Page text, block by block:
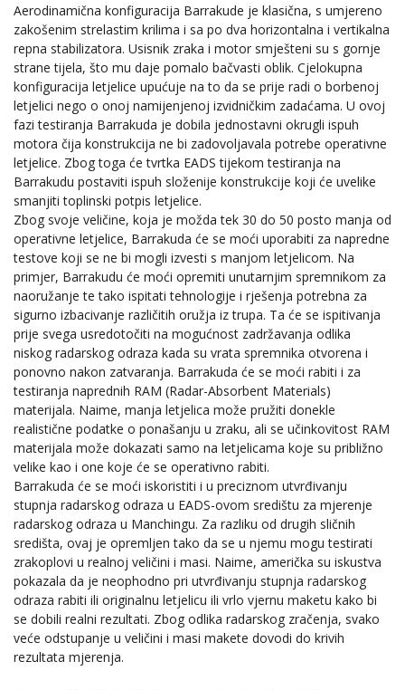
Aerodinamična konfiguracija Barrakude je klasična, s umjereno
zakošenim strelastim krilima i sa po dva horizontalna i vertikalna
repna stabilizatora. Usisnik zraka i motor smješteni su s gornje
strane tijela, što mu daje pomalo bačvasti oblik. Cjelokupna
konfiguracija letjelice upućuje na to da se prije radi o borbenoj
letjelici nego o onoj namijenjenoj izvidničkim zadaćama. U ovoj
fazi testiranja Barrakuda je dobila jednostavni okrugli ispuh
motora čija konstrukcija ne bi zadovoljavala potrebe operativne
letjelice. Zbog toga će tvrtka EADS tijekom testiranja na
Barrakudu postaviti ispuh složenije konstrukcije koji će uvelike
smanjiti toplinski potpis letjelice.
Zbog svoje veličine, koja je možda tek 30 do 50 posto manja od
operativne letjelice, Barrakuda će se moći uporabiti za napredne
testove koji se ne bi mogli izvesti s manjom letjelicom. Na
primjer, Barrakudu će moći opremiti unutarnjim spremnikom za
naoružanje te tako ispitati tehnologije i rješenja potrebna za
sigurno izbacivanje različitih oružja iz trupa. Ta će se ispitivanja
prije svega usredotočiti na mogućnost zadržavanja odlika
niskog radarskog odraza kada su vrata spremnika otvorena i
ponovno nakon zatvaranja. Barrakuda će se moći rabiti i za
testiranja naprednih RAM (Radar-Absorbent Materials)
materijala. Naime, manja letjelica može pružiti donekle
realistične podatke o ponašanju u zraku, ali se učinkovitost RAM
materijala može dokazati samo na letjelicama koje su približno
velike kao i one koje će se operativno rabiti.
Barrakuda će se moći iskoristiti i u preciznom utvrđivanju
stupnja radarskog odraza u EADS-ovom središtu za mjerenje
radarskog odraza u Manchingu. Za razliku od drugih sličnih
središta, ovaj je opremljen tako da se u njemu mogu testirati
zrakoplovi u realnoj veličini i masi. Naime, američka su iskustva
pokazala da je neophodno pri utvrđivanju stupnja radarskog
odraza rabiti ili originalnu letjelicu ili vrlo vjernu maketu kako bi
se dobili realni rezultati. Zbog odlika radarskog zračenja, svako
veće odstupanje u veličini i masi makete dovodi do krivih
rezultata mjerenja.